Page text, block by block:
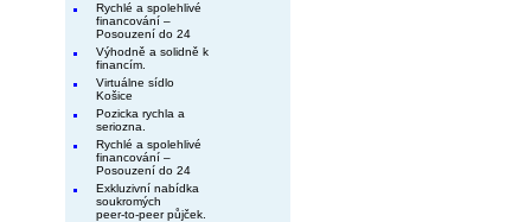
Rychlé a spolehlivé
financování –
Posouzení do 24
Výhodně a solidně k
financím.
Virtuálne sídlo
Košice
Pozicka rychla a
seriozna.
Rychlé a spolehlivé
financování –
Posouzení do 24
Exkluzivní nabídka
soukromých
peer-to-peer půjček.